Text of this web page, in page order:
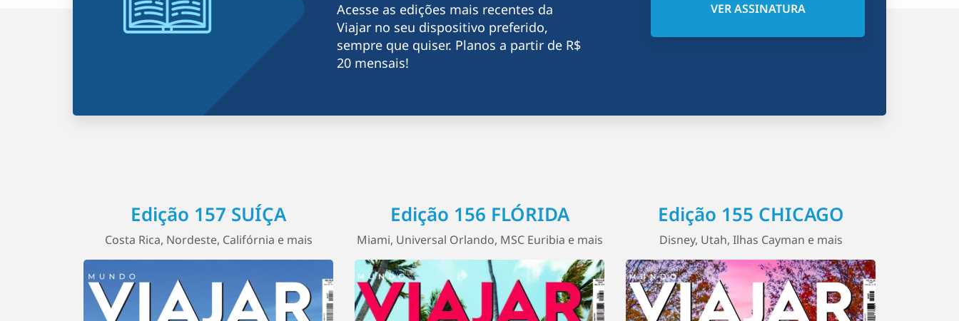
Acesse as edições mais recentes da
Viajar no seu dispositivo preferido,
sempre que quiser. Planos a partir de R$
20 mensais!
VER ASSINATURA
Edição 157 SUÍÇA
Costa Rica, Nordeste, Califórnia e mais
Edição 156 FLÓRIDA
Miami, Universal Orlando, MSC Euribia e mais
Edição 155 CHICAGO
Disney, Utah, Ilhas Cayman e mais